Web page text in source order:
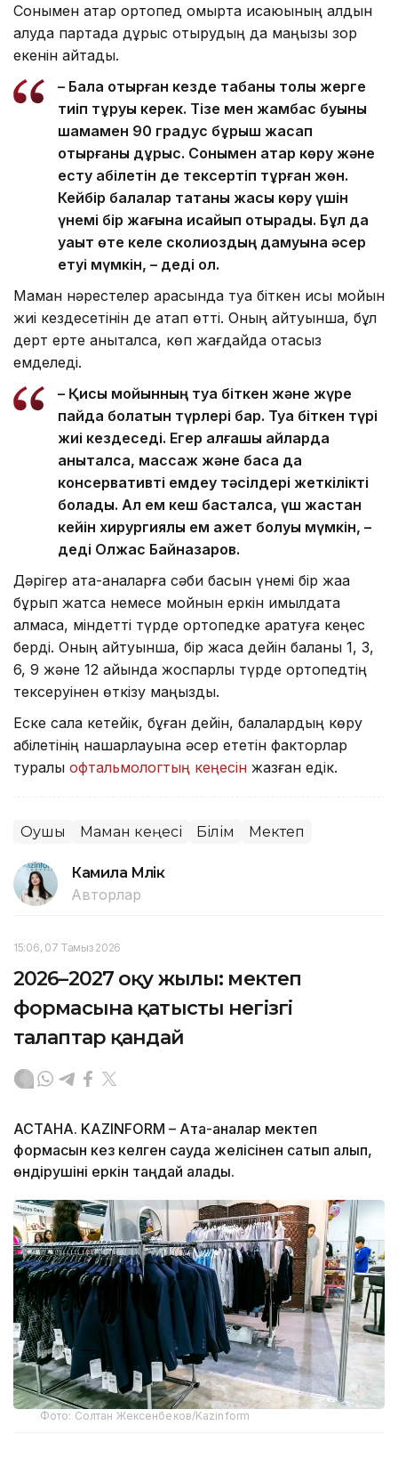
Сонымен қатар ортопед омыртқа қисаюының алдын
алуда партада дұрыс отырудың да маңызы зор
екенін айтады.
– Бала отырған кезде табаны толық жерге
тиіп тұруы керек. Тізе мен жамбас буыны
шамамен 90 градус бұрыш жасап
отырғаны дұрыс. Сонымен қатар көру және
есту қабілетін де тексертіп тұрған жөн.
Кейбір балалар тақтаны жақсы көру үшін
үнемі бір жағына қисайып отырады. Бұл да
уақыт өте келе сколиоздың дамуына әсер
етуі мүмкін, – деді ол.
Маман нәрестелер арасында туа біткен қисық мойын
жиі кездесетінін де атап өтті. Оның айтуынша, бұл
дерт ерте анықталса, көп жағдайда отасыз
емделеді.
– Қисық мойынның туа біткен және жүре
пайда болатын түрлері бар. Туа біткен түрі
жиі кездеседі. Егер алғашқы айларда
анықталса, массаж және басқа да
консервативті емдеу тәсілдері жеткілікті
болады. Ал ем кеш басталса, үш жастан
кейін хирургиялық ем қажет болуы мүмкін, –
деді Олжас Байназаров.
Дәрігер ата-аналарға сәби басын үнемі бір жаққа
бұрып жатса немесе мойнын еркін қимылдата
алмаса, міндетті түрде ортопедке қаратуға кеңес
берді. Оның айтуынша, бір жасқа дейін баланы 1, 3,
6, 9 және 12 айында жоспарлы түрде ортопедтің
тексеруінен өткізу маңызды.
Еске сала кетейік, бұған дейін, балалардың көру
қабілетінің нашарлауына әсер ететін факторлар
туралы офтальмологтың кеңесін жазған едік.
Оқушы Маман кеңесі Білім Мектеп
Камила Мүлік
Авторлар
15:06, 07 Тамыз 2026
2026–2027 оқу жылы: мектеп
формасына қатысты негізгі
талаптар қандай
АСТАНА. KAZINFORM – Ата-аналар мектеп
формасын кез келген сауда желісінен сатып алып,
өндірушіні еркін таңдай алады.
Фото: Солтан Жексенбеков/Kazinform